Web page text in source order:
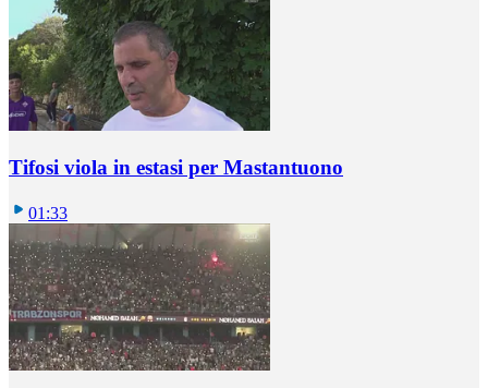
Tifosi viola in estasi per Mastantuono
01:33